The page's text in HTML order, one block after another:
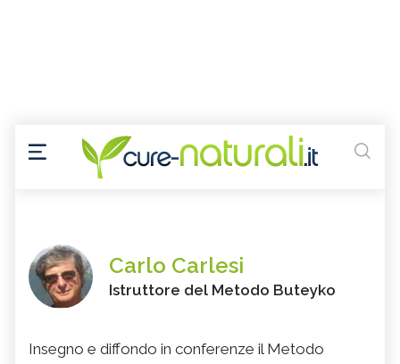
Carlo Carlesi
Istruttore del Metodo Buteyko
Insegno e diffondo in conferenze il Metodo